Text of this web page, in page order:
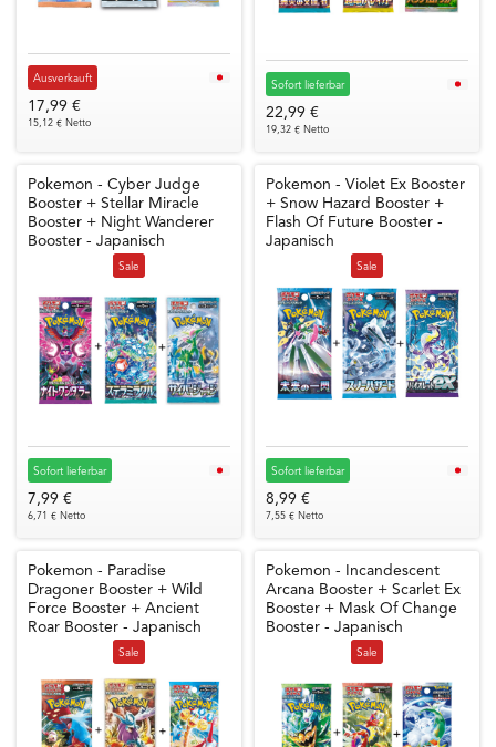
Ausverkauft
17,99 €
15,12 € Netto
Sofort lieferbar
22,99 €
19,32 € Netto
Pokemon - Cyber Judge
Booster + Stellar Miracle
Booster + Night Wanderer
Booster - Japanisch
Sale
Sofort lieferbar
7,99 €
6,71 € Netto
Pokemon - Violet Ex Booster
+ Snow Hazard Booster +
Flash Of Future Booster -
Japanisch
Sale
Sofort lieferbar
8,99 €
7,55 € Netto
Pokemon - Paradise
Dragoner Booster + Wild
Force Booster + Ancient
Roar Booster - Japanisch
Sale
Pokemon - Incandescent
Arcana Booster + Scarlet Ex
Booster + Mask Of Change
Booster - Japanisch
Sale